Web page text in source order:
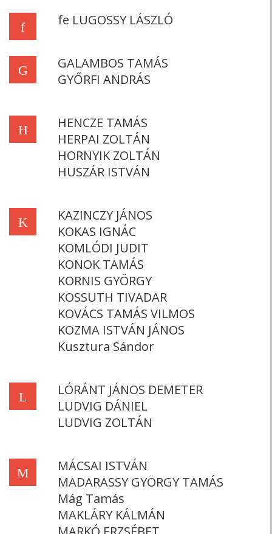
f fe LUGOSSY LÁSZLÓ
G
GALAMBOS TAMÁS
GYŐRFI ANDRÁS
H
HENCZE TAMÁS
HERPAI ZOLTÁN
HORNYIK ZOLTÁN
HUSZÁR ISTVÁN
K
KAZINCZY JÁNOS
KOKAS IGNÁC
KOMLÓDI JUDIT
KONOK TAMÁS
KORNIS GYÖRGY
KOSSUTH TIVADAR
KOVÁCS TAMÁS VILMOS
KOZMA ISTVÁN JÁNOS
Kusztura Sándor
L
LÓRÁNT JÁNOS DEMETER
LUDVIG DÁNIEL
LUDVIG ZOLTÁN
M
MÁCSAI ISTVÁN
MADARASSY GYÖRGY TAMÁS
Mág Tamás
MAKLÁRY KÁLMÁN